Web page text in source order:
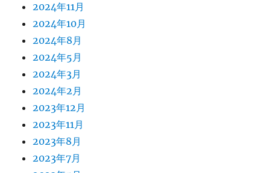
2024年11月
2024年10月
2024年8月
2024年5月
2024年3月
2024年2月
2023年12月
2023年11月
2023年8月
2023年7月